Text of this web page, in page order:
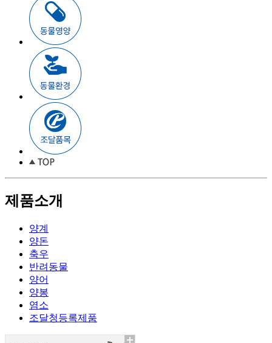
제품소개
양계
양돈
축우
반려동물
양어
양봉
염소
조달청등록제품